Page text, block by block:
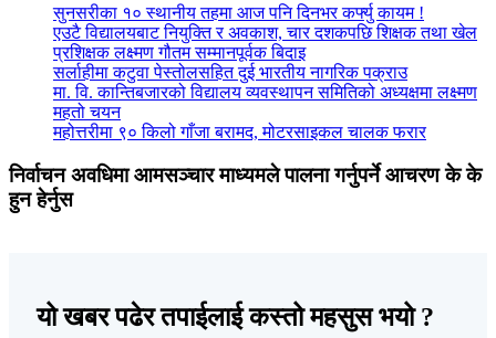
सुनसरीका १० स्थानीय तहमा आज पनि दिनभर कर्फ्यु कायम !
एउटै विद्यालयबाट नियुक्ति र अवकाश, चार दशकपछि शिक्षक तथा खेल
प्रशिक्षक लक्ष्मण गौतम सम्मानपूर्वक बिदाइ
सर्लाहीमा कटुवा पेस्तोलसहित दुई भारतीय नागरिक पक्राउ
मा. वि. कान्तिबजारको विद्यालय व्यवस्थापन समितिको अध्यक्षमा लक्ष्मण
महतो चयन
महोत्तरीमा ९० किलो गाँजा बरामद, मोटरसाइकल चालक फरार
निर्वाचन अवधिमा आमसञ्चार माध्यमले पालना गर्नुपर्ने आचरण के के
हुन हेर्नुस
यो खबर पढेर तपाईलाई कस्तो महसुस भयो ?